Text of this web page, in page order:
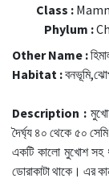
Class :
Phylum :
Other Name :
Habitat :
Description :
দৈর্ঘ্য ৪০ থেকে ৫০
একটি কালো মুখোশ সহ
ডোরাকাটা থাকে। এর